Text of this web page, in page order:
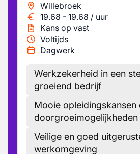
Willebroek
19.68 - 19.68 / uur
Kans op vast
Voltijds
Dagwerk
Werkzekerheid in een
groeiend bedrijf
Mooie opleidingskansen
doorgroeimogelijkheden
Veilige en goed
werkomgeving